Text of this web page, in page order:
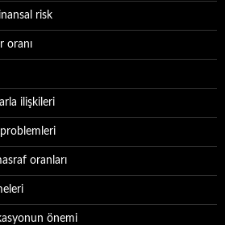
risk
oranı
ilişkileri
oranları
önemi